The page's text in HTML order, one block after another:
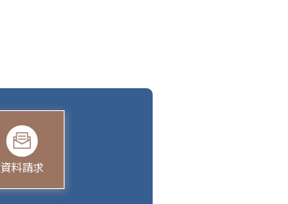
資料請求